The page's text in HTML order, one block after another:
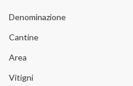
Denominazione
Cantine
Area
Vitigni